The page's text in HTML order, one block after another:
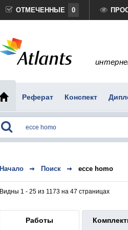
ОТМЕЧЕННЫЕ 0
Реферат Конспект
Начало Поиск ecce homo
Видны 1 - 25 из 1173 на 47 страницах
Работы